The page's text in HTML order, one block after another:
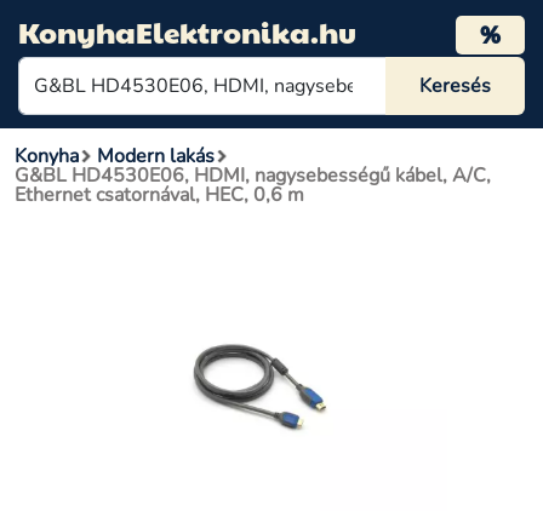
KonyhaElektronika.hu %
Konyha Modern lakás
G&BL HD4530E06, HDMI, nagysebességű kábel, A/C,
Ethernet csatornával, HEC, 0,6 m